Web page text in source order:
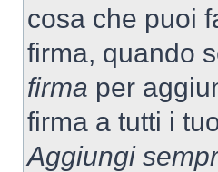
cosa che puoi
firma, quando
firma per
firma a tutti i
Aggiungi